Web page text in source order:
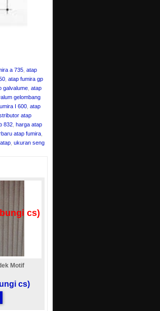
a 735 atap
atap fumira gp
galvalume atap
gelombang
I 600 atap
atap
832 harga atap
atap fumira
ukuran seng
cs)
Motif
cs)